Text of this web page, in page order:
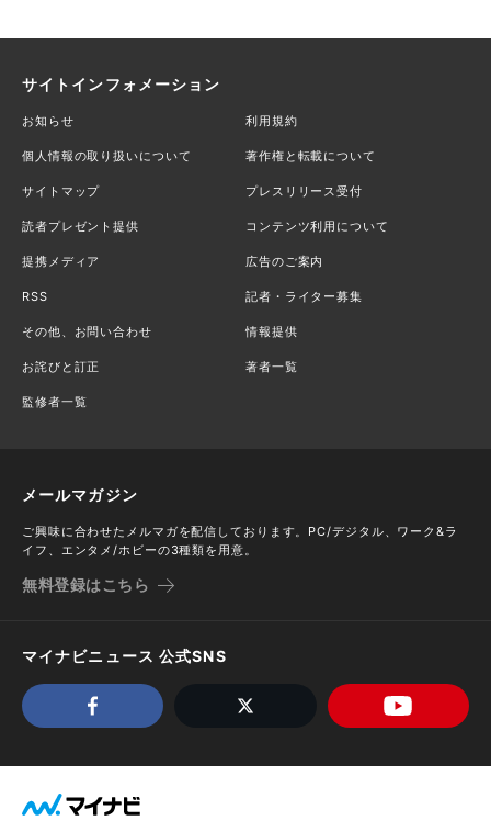
サイトインフォメーション
お知らせ 利用規約
個人情報の取り扱いについて 著作権と転載について
サイトマップ プレスリリース受付
読者プレゼント提供 コンテンツ利用について
提携メディア 広告のご案内
RSS 記者・ライター募集
その他、お問い合わせ 情報提供
お詫びと訂正 著者一覧
監修者一覧
メールマガジン
ご興味に合わせたメルマガを配信しております。PC/デジタル、ワーク&ラ
イフ、エンタメ/ホビーの3種類を用意。
無料登録はこちら
マイナビニュース 公式SNS